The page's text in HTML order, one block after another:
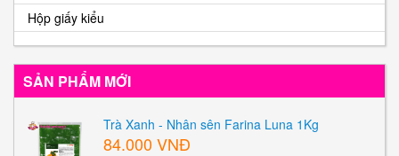
Hộp giấy kiểu
SẢN PHẨM MỚI
Trà Xanh - Nhân sên Farina Luna 1Kg
84.000 VNĐ